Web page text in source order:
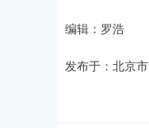
编辑：罗浩
发布于：北京市